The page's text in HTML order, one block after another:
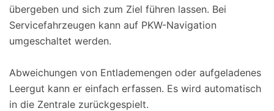
übergeben und sich zum Ziel führen lassen. Bei
Servicefahrzeugen kann auf PKW-Navigation
umgeschaltet werden.
Abweichungen von Entlademengen oder aufgeladenes
Leergut kann er einfach erfassen. Es wird automatisch
in die Zentrale zurückgespielt.